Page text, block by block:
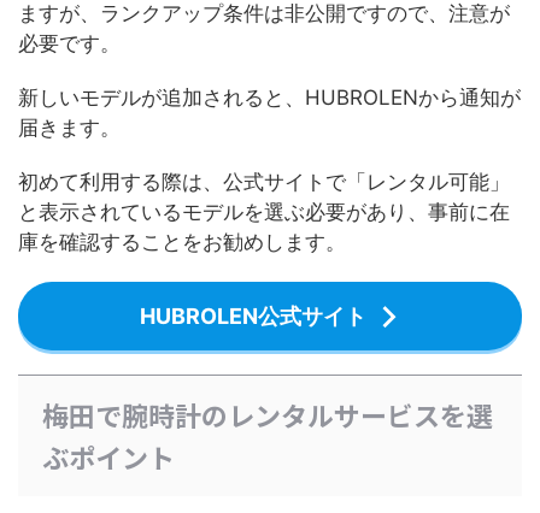
ますが、ランクアップ条件は非公開ですので、注意が
必要です。
新しいモデルが追加されると、HUBROLENから通知が
届きます。
初めて利用する際は、公式サイトで「レンタル可能」
と表示されているモデルを選ぶ必要があり、事前に在
庫を確認することをお勧めします。
HUBROLEN公式サイト
梅田で腕時計のレンタルサービスを選
ぶポイント